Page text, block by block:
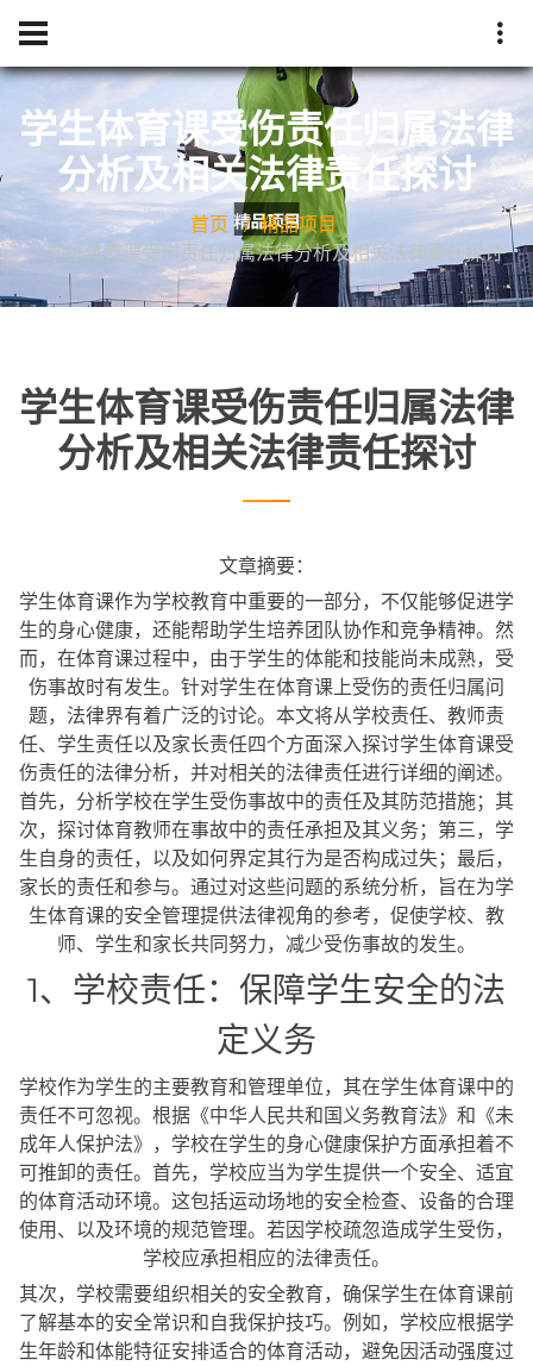
学生体育课受伤责任归属法律
分析及相关法律责任探讨
首页
精品项目
学生体育课受伤责任归属法律分析及相关法律责任探讨
学生体育课受伤责任归属法律
分析及相关法律责任探讨
文章摘要：
学生体育课作为学校教育中重要的一部分，不仅能够促进学
生的身心健康，还能帮助学生培养团队协作和竞争精神。然
而，在体育课过程中，由于学生的体能和技能尚未成熟，受
伤事故时有发生。针对学生在体育课上受伤的责任归属问
题，法律界有着广泛的讨论。本文将从学校责任、教师责
任、学生责任以及家长责任四个方面深入探讨学生体育课受
伤责任的法律分析，并对相关的法律责任进行详细的阐述。
首先，分析学校在学生受伤事故中的责任及其防范措施；其
次，探讨体育教师在事故中的责任承担及其义务；第三，学
生自身的责任，以及如何界定其行为是否构成过失；最后，
家长的责任和参与。通过对这些问题的系统分析，旨在为学
生体育课的安全管理提供法律视角的参考，促使学校、教
师、学生和家长共同努力，减少受伤事故的发生。
1、学校责任：保障学生安全的法
定义务
学校作为学生的主要教育和管理单位，其在学生体育课中的
责任不可忽视。根据《中华人民共和国义务教育法》和《未
成年人保护法》，学校在学生的身心健康保护方面承担着不
可推卸的责任。首先，学校应当为学生提供一个安全、适宜
的体育活动环境。这包括运动场地的安全检查、设备的合理
使用、以及环境的规范管理。若因学校疏忽造成学生受伤，
学校应承担相应的法律责任。
其次，学校需要组织相关的安全教育，确保学生在体育课前
了解基本的安全常识和自我保护技巧。例如，学校应根据学
生年龄和体能特征安排适合的体育活动，避免因活动强度过